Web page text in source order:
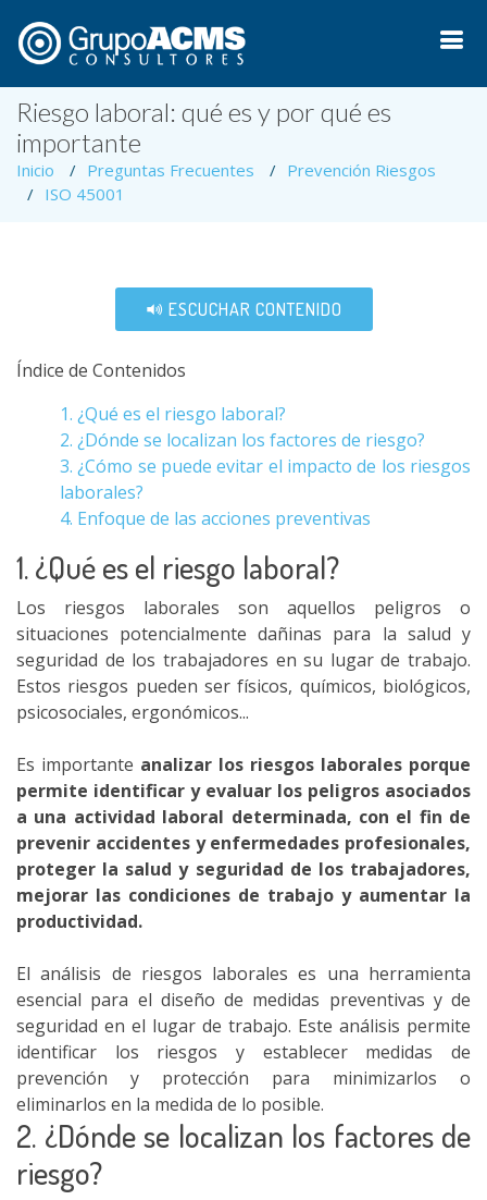
Riesgo laboral: qué es y por qué es
importante
Inicio Preguntas Frecuentes
Prevención Riesgos
ISO 45001
ESCUCHAR CONTENIDO
Índice de Contenidos
1. ¿Qué es el riesgo laboral?
2. ¿Dónde se localizan los factores de riesgo?
3. ¿Cómo se puede evitar el impacto de los riesgos
laborales?
4. Enfoque de las acciones preventivas
1. ¿Qué es el riesgo laboral?
Los riesgos laborales son aquellos peligros o
situaciones potencialmente dañinas para la salud y
seguridad de los trabajadores en su lugar de trabajo.
Estos riesgos pueden ser físicos, químicos, biológicos,
psicosociales, ergonómicos...
Es importante analizar los riesgos laborales porque
permite identificar y evaluar los peligros asociados
a una actividad laboral determinada, con el fin de
prevenir accidentes y enfermedades profesionales,
proteger la salud y seguridad de los trabajadores,
mejorar las condiciones de trabajo y aumentar la
productividad.
El análisis de riesgos laborales es una herramienta
esencial para el diseño de medidas preventivas y de
seguridad en el lugar de trabajo. Este análisis permite
identificar los riesgos y establecer medidas de
prevención y protección para minimizarlos o
eliminarlos en la medida de lo posible.
2. ¿Dónde se localizan los factores de
riesgo?